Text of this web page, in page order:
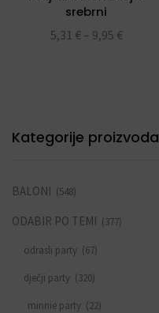
srebrni
5,31 € – 9,95 €
Kategorije proizvoda
BALONI (548)
ODABIR PO TEMI (377)
odrasli party (67)
dječji party (320)
minnie party (22)